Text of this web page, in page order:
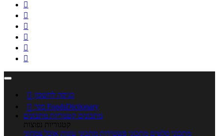






 כניסה לחשבון

מנוי FoodsDictionary
מתכונים קטגוריות מתכונים
קטגוריות נפוצות
מתכוני סלטים מתכוני פשטידות מתכוני עוגות אוכל צמחוני